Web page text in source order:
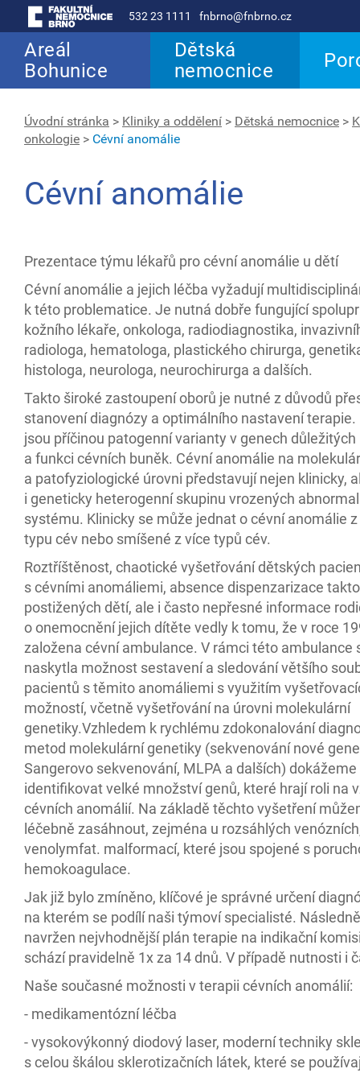
532 23 1111 fnbrno@fnbrno.cz
Areál
Bohunice
Dětská
nemocnice
Úvodní stránka > Kliniky a oddělení > Dětská nemocnice >
onkologie > Cévní anomálie
Cévní anomálie
Prezentace týmu lékařů pro cévní anomálie u dětí
Cévní anomálie a jejich léčba vyžadují
k této problematice. Je nutná dobře fungující
kožního lékaře, onkologa, radiodiagnostika,
radiologa, hematologa, plastického chirurga,
histologa, neurologa, neurochirurga a dalších.
Takto široké zastoupení oborů je nutné z důvodů
stanovení diagnózy a optimálního nastavení terapie.
jsou příčinou patogenní varianty v genech důležitých
a funkci cévních buněk. Cévní anomálie na
a patofyziologické úrovni představují nejen klinicky,
i geneticky heterogenní skupinu vrozených
systému. Klinicky se může jednat o cévní anomálie
typu cév nebo smíšené z více typů cév.
Roztříštěnost, chaotické vyšetřování dětských
s cévními anomáliemi, absence dispenzarizace takto
postižených dětí, ale i často nepřesné informace
o onemocnění jejich dítěte vedly k tomu, že v roce
založena cévní ambulance. V rámci této ambulance
naskytla možnost sestavení a sledování většího
pacientů s těmito anomáliemi s využitím
možností, včetně vyšetřování na úrovni molekulární
genetiky.Vzhledem k rychlému zdokonalování
metod molekulární genetiky (sekvenování nové
Sangerovo sekvenování, MLPA a dalších)
identifikovat velké množství genů, které hrají roli na
cévních anomálií. Na základě těchto vyšetření
léčebně zasáhnout, zejména u rozsáhlých
venolymfat. malformací, které jsou spojené s
hemokoagulace.
Jak již bylo zmíněno, klíčové je správné určení
na kterém se podílí naši týmoví specialisté.
navržen nejvhodnější plán terapie na indikační
schází pravidelně 1x za 14 dnů. V případě nutnosti i
Naše současné možnosti v terapii cévních anomálií:
- medikamentózní léčba
- vysokovýkonný diodový laser, moderní techniky
s celou škálou sklerotizačních látek, které se